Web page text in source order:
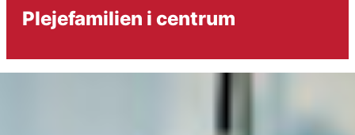
Plejefamilien i centrum